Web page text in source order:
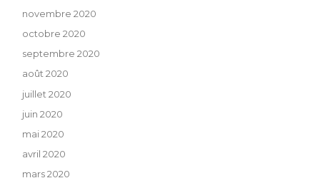
novembre 2020
octobre 2020
septembre 2020
août 2020
juillet 2020
juin 2020
mai 2020
avril 2020
mars 2020